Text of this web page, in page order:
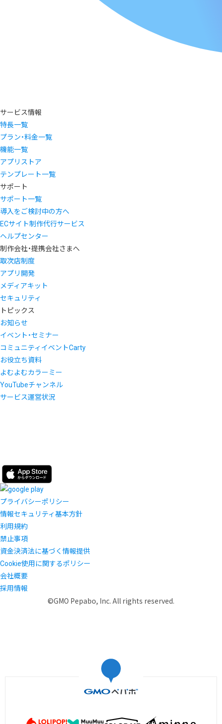
サービス情報
特長一覧
プラン・料金一覧
機能一覧
アプリストア
テンプレート一覧
サポート
サポート一覧
導入をご検討中の方へ
ECサイト制作代行サービス
ヘルプセンター
制作会社・提携会社さまへ
取次店制度
アプリ開発
メディアキット
セキュリティ
トピックス
お知らせ
イベント・セミナー
コミュニティイベントCarty
お役立ち資料
よむよむカラーミー
YouTubeチャンネル
サービス運営状況
プライバシーポリシー
情報セキュリティ基本方針
利用規約
禁止事項
資金決済法に基づく情報提供
Cookie使用に関するポリシー
会社概要
採用情報
©GMO Pepabo, Inc. All rights reserved.